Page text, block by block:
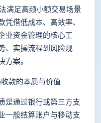
满足高频小额交易场景
凭借低成本、高效率、
业资金管理的核心工
、实操流程到风险规
方案。
款的本质与价值
通过银行或第三方支
一般结算账户与移动支